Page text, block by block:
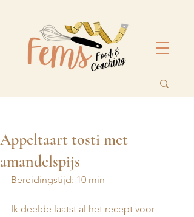
Appeltaart tosti met
amandelspijs
Bereidingstijd: 10 min
Ik deelde laatst al het recept voor